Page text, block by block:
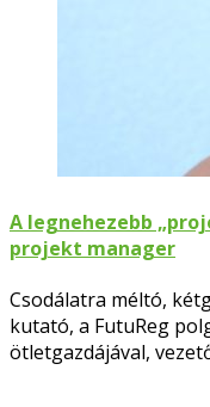
A legnehezebb
projekt manager
Csodálatra méltó,
kutató, a FutuReg
ötletgazdájával,